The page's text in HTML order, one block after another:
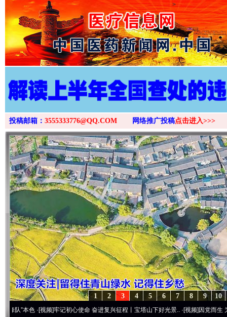
>
投稿邮箱： 3555333776@QQ.COM 网络推广投稿点击进入>>>
10
9
8
7
6
5
4
3
2
1
·[视频]牢记初心使命 奋进复兴征程丨宝塔山下好光景..·[视频]因党而生 为党而战